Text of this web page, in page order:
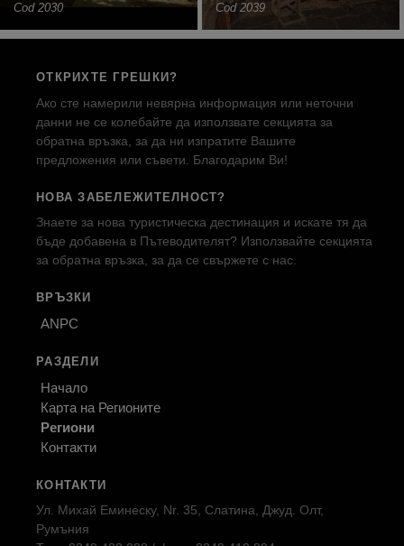
Cod 2030 Cod 2039
ОТКРИХТЕ ГРЕШКИ?
Ако сте намерили невярна информация или неточни
данни не се колебайте да използвате секцията за
обратна връзка, за да ни изпратите Вашите
предложения или съвети. Благодарим Ви!
НОВА ЗАБЕЛЕЖИТЕЛНОСТ?
Знаете за нова туристическа дестинация и искате тя да
бъде добавена в Пътеводителят? Използвайте секцията
за обратна връзка, за да се свържете с нас.
ВРЪЗКИ
ANPC
РАЗДЕЛИ
Начало
Карта на Регионите
Региони
Контакти
КОНТАКТИ
Ул. Михай Еминеску, Nr. 35, Слатина, Джуд. Олт,
Румъния